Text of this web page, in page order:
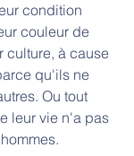
condition
couleur de
culture, à cause
qu'ils ne
Ou tout
leur vie n'a pas